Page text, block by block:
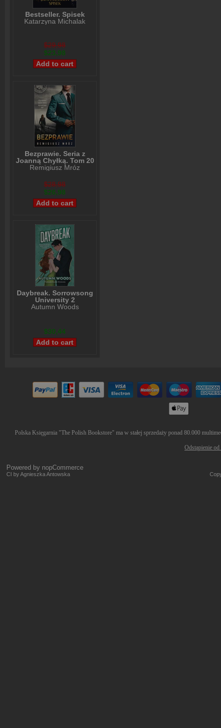
Bestseller. Spisek
Katarzyna Michalak
$29,98
$23,98
Bezprawie. Seria z
Joanną Chyłką. Tom 20
Remigiusz Mróz
$28,98
$26,98
Daybreak. Sorrowsong
University 2
Autumn Woods
$30,44
Polska Księgarnia "The Polish Bookstore" ma w stałej sprzedaży ponad 80.000
Odstąpienie
Powered by nopCommerce
CI by Agnieszka Antowska